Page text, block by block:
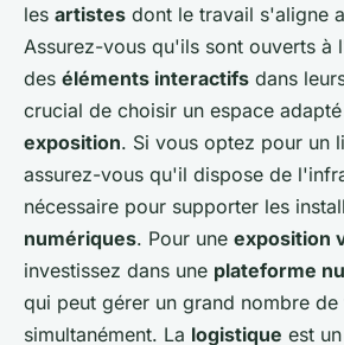
les artistes dont le travail s'aligne
Assurez-vous qu'ils sont ouverts à
des éléments interactifs dans
crucial de choisir un espace
exposition. Si vous optez pour un
assurez-vous qu'il dispose de
nécessaire pour supporter les
numériques. Pour une exposition
investissez dans une plateforme
qui peut gérer un grand nombre de
simultanément. La logistique est